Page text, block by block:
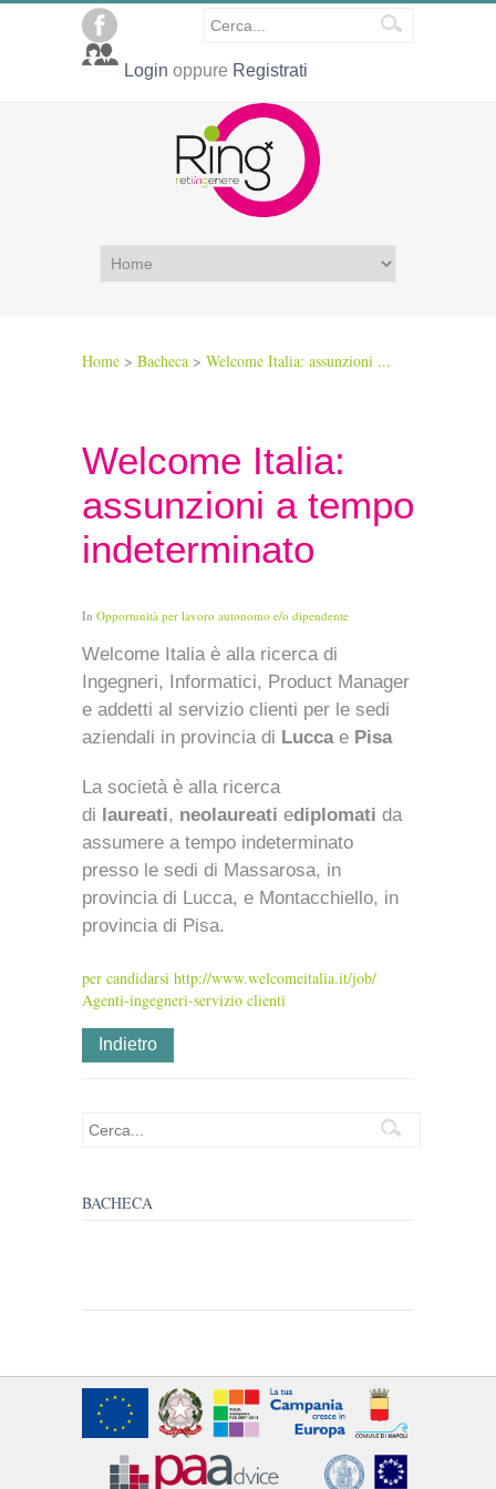
Login oppure Registrati
Home > Bacheca > Welcome Italia: assunzioni ...
Welcome Italia:
assunzioni a tempo
indeterminato
In Opportunità per lavoro autonomo e/o dipendente
Welcome Italia è alla ricerca di
Ingegneri, Informatici, Product Manager
e addetti al servizio clienti per le sedi
aziendali in provincia di Luccae Pisa
La società è alla ricerca
di laureati, neolaureati ediplomati da
assumere a tempo indeterminato
presso le sedi di Massarosa, in
provincia di Lucca, e Montacchiello, in
provincia di Pisa.
per candidarsi http://www.welcomeitalia.it/job/
Agenti-ingegneri-servizio clienti
Indietro
BACHECA